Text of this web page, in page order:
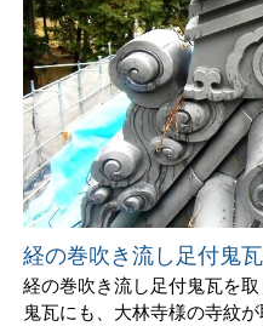
経の巻吹き流し足付鬼
経の巻吹き流し足付鬼瓦を取
鬼瓦にも、大林寺様の寺紋が